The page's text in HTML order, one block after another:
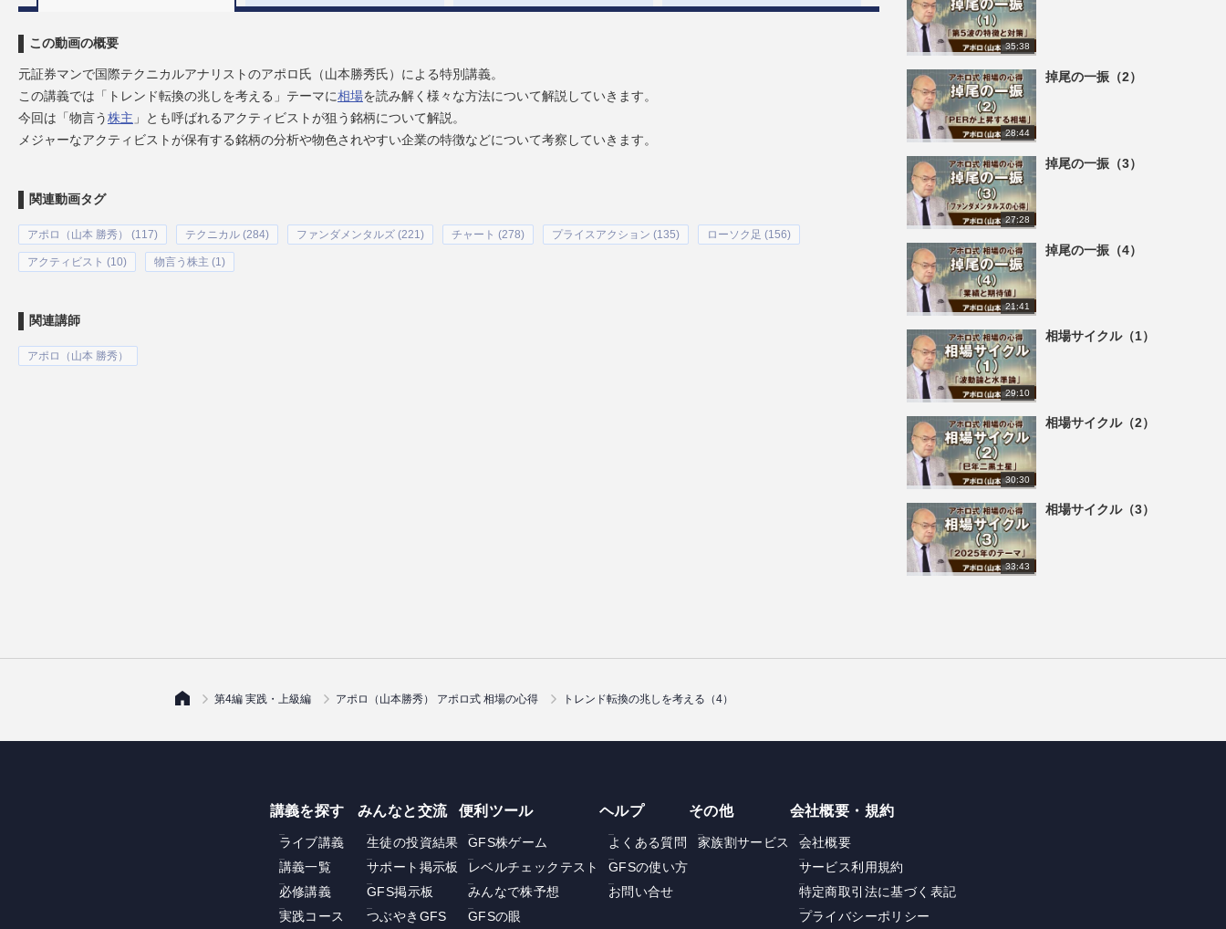
この動画の概要
元証券マンで国際テクニカルアナリストのアポロ氏（山本勝秀氏）による特別講義。
この講義では「トレンド転換の兆しを考える」テーマに相場を読み解く様々な方法について解説していきます。
今回は「物言う株主 」とも呼ばれるアクティビストが狙う銘柄について解説。
メジャーなアクティビストが保有する銘柄の分析や物色されやすい企業の特徴などについて考察していきます。
関連動画タグ
アポロ（山本 勝秀） (117) テクニカル (284) ファンダメンタルズ (221) チャート (278) プライスアクション (135) ローソク足 (156)
アクティビスト (10) 物言う株主 (1)
関連講師
アポロ（山本 勝秀）
35:38
28:44
掉尾の一振（2）
27:28
掉尾の一振（3）
21:41
掉尾の一振（4）
29:10
相場サイクル（1）
30:30
相場サイクル（2）
33:43
相場サイクル（3）
第4編 実践・上級編 アポロ（山本勝秀） アポロ式 相場の心得 トレンド転換の兆しを考える（4）
講義を探す
ライブ講義
講義一覧
必修講義
実践コース
みんなと交流
生徒の投資結果
サポート掲示板
GFS掲示板
つぶやきGFS
便利ツール
GFS株ゲーム
レベルチェックテスト
みんなで株予想
GFSの眼
ヘルプ
よくある質問
GFSの使い方
お問い合せ
その他
家族割サービス
会社概要・規約
会社概要
サービス利用規約
特定商取引法に基づく表記
プライバシーポリシー